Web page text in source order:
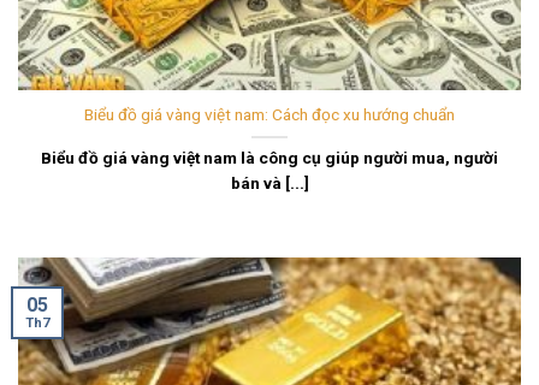
Biểu đồ giá vàng việt nam: Cách đọc xu hướng chuẩn
Biểu đồ giá vàng việt nam là công cụ giúp người mua, người
bán và [...]
05
Th7